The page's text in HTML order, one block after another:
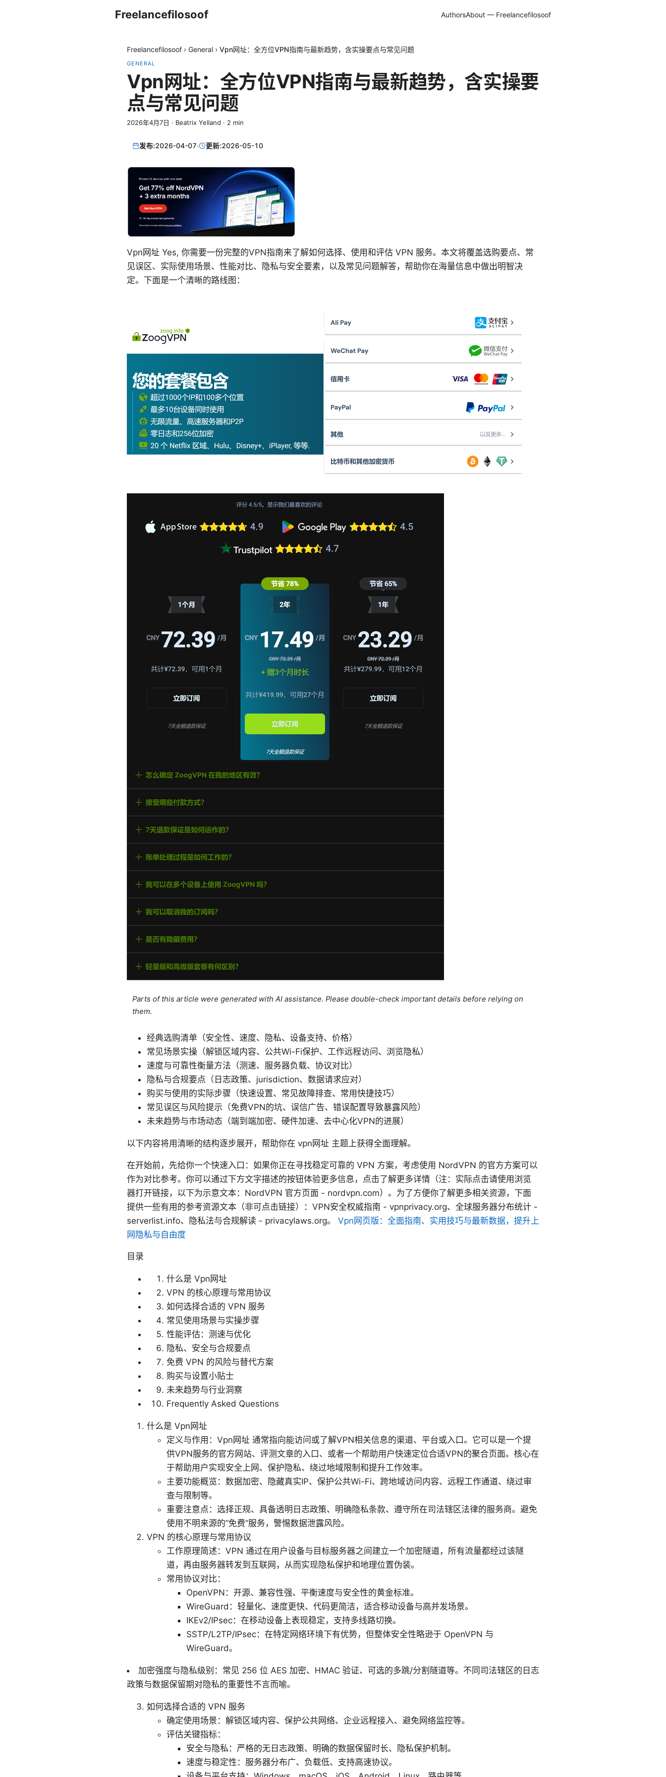
Freelancefilosoof AuthorsAbout — Freelancefilosoof
Freelancefilosoof › General › Vpn网址：全方位VPN指南与最新趋势，含实操要点与常见问题
GENERAL
Vpn网址：全方位VPN指南与最新趋势，含实操要
点与常见问题
2026年4月7日 · Beatrix Yelland · 2 min
发布:2026-04-07· 更新:2026-05-10
Vpn网址 Yes, 你需要一份完整的VPN指南来了解如何选择、使用和评估 VPN 服务。本文将覆盖选购要点、常
见误区、实际使用场景、性能对比、隐私与安全要素，以及常见问题解答，帮助你在海量信息中做出明智决
定。下面是一个清晰的路线图：
Parts of this article were generated with AI assistance. Please double-check important details before relying on
them.
经典选购清单（安全性、速度、隐私、设备支持、价格）
常见场景实操（解锁区域内容、公共Wi-Fi保护、工作远程访问、浏览隐私）
速度与可靠性衡量方法（测速、服务器负载、协议对比）
隐私与合规要点（日志政策、jurisdiction、数据请求应对）
购买与使用的实际步骤（快速设置、常见故障排查、常用快捷技巧）
常见误区与风险提示（免费VPN的坑、误信广告、错误配置导致暴露风险）
未来趋势与市场动态（端到端加密、硬件加速、去中心化VPN的进展）
以下内容将用清晰的结构逐步展开，帮助你在 vpn网址 主题上获得全面理解。
在开始前，先给你一个快速入口：如果你正在寻找稳定可靠的 VPN 方案，考虑使用 NordVPN 的官方方案可以
作为对比参考。你可以通过下方文字描述的按钮体验更多信息，点击了解更多详情（注：实际点击请使用浏览
器打开链接，以下为示意文本：NordVPN 官方页面 - nordvpn.com）。为了方便你了解更多相关资源，下面
提供一些有用的参考资源文本（非可点击链接）：VPN安全权威指南 - vpnprivacy.org、全球服务器分布统计 -
serverlist.info、隐私法与合规解读 - privacylaws.org。 Vpn网页版：全面指南、实用技巧与最新数据，提升上
网隐私与自由度
目录
什么是 Vpn网址
VPN 的核心原理与常用协议
如何选择合适的 VPN 服务
常见使用场景与实操步骤
性能评估：测速与优化
隐私、安全与合规要点
免费 VPN 的风险与替代方案
购买与设置小贴士
未来趋势与行业洞察
Frequently Asked Questions
什么是 Vpn网址
定义与作用：Vpn网址 通常指向能访问或了解VPN相关信息的渠道、平台或入口。它可以是一个提
供VPN服务的官方网站、评测文章的入口、或者一个帮助用户快速定位合适VPN的聚合页面。核心在
于帮助用户实现安全上网、保护隐私、绕过地域限制和提升工作效率。
主要功能概览：数据加密、隐藏真实IP、保护公共Wi-Fi、跨地域访问内容、远程工作通道、绕过审
查与限制等。
重要注意点：选择正规、具备透明日志政策、明确隐私条款、遵守所在司法辖区法律的服务商。避免
使用不明来源的“免费”服务，警惕数据泄露风险。
VPN 的核心原理与常用协议
工作原理简述：VPN 通过在用户设备与目标服务器之间建立一个加密隧道，所有流量都经过该隧
道，再由服务器转发到互联网，从而实现隐私保护和地理位置伪装。
常用协议对比：
OpenVPN：开源、兼容性强、平衡速度与安全性的黄金标准。
WireGuard：轻量化、速度更快、代码更简洁，适合移动设备与高并发场景。
IKEv2/IPsec：在移动设备上表现稳定，支持多线路切换。
SSTP/L2TP/IPsec：在特定网络环境下有优势，但整体安全性略逊于 OpenVPN 与
WireGuard。
加密强度与隐私级别：常见 256 位 AES 加密、HMAC 验证、可选的多跳/分割隧道等。不同司法辖区的日志
政策与数据保留期对隐私的重要性不言而喻。
如何选择合适的 VPN 服务
确定使用场景：解锁区域内容、保护公共网络、企业远程接入、避免网络监控等。
评估关键指标：
安全与隐私：严格的无日志政策、明确的数据保留时长、隐私保护机制。
速度与稳定性：服务器分布广、负载低、支持高速协议。